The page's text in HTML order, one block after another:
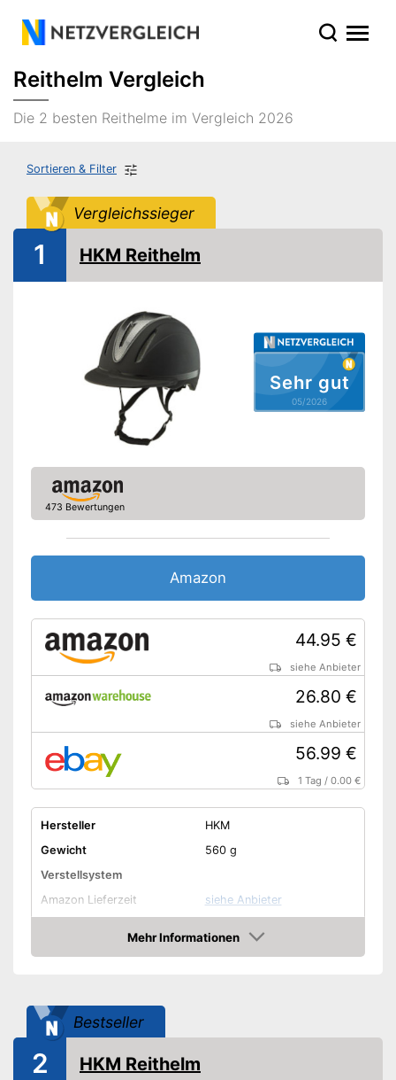
Reithelm Vergleich
Die 2 besten Reithelme im Vergleich 2026
Sortieren & Filter
Vergleichssieger
Sehr gut
05/2026
1 HKM Reithelm
473 Bewertungen
Amazon
44.95 €
siehe Anbieter
26.80 €
siehe Anbieter
56.99 €
1 Tag /0.00 €
Hersteller
HKM
Gewicht
560 g
Verstellsystem
Amazon Lieferzeit
siehe Anbieter
Mehr Informationen
Amazon
Bestseller
2 HKM Reithelm